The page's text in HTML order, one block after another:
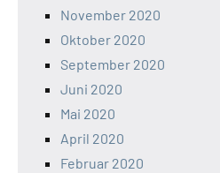
November 2020
Oktober 2020
September 2020
Juni 2020
Mai 2020
April 2020
Februar 2020